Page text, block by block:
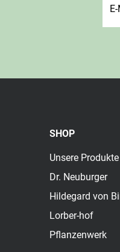
SHOP
Unsere Produkte
Dr. Neuburger
Hildegard von
Lorber-hof
Pflanzenwerk